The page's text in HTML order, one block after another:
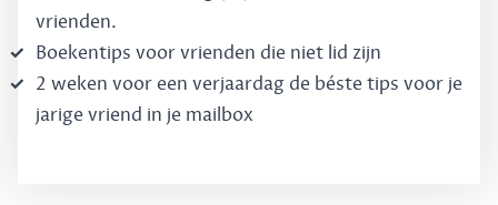
vrienden.
Boekentips voor vrienden die niet lid zijn
2 weken voor een verjaardag de béste tips voor je
jarige vriend in je mailbox